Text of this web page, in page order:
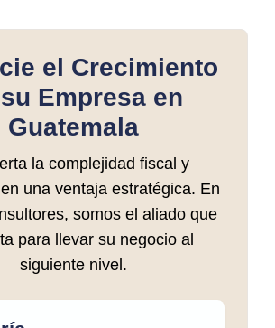
el Crecimiento
Empresa en
Guatemala
la complejidad fiscal y
una ventaja estratégica. En
somos el aliado que
para llevar su negocio al
siguiente nivel.